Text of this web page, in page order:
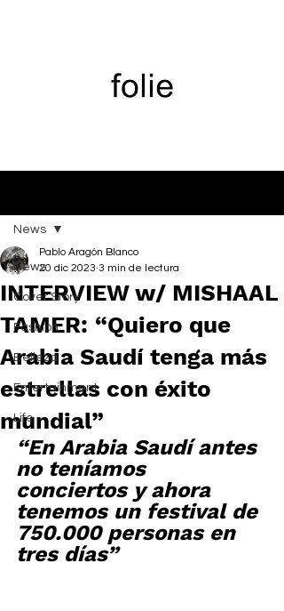
News
Cover Story
Fashion
Belleza
Entertainment
Life
News
INTERVIEW w/ MISHAAL
TAMER: “Quiero que
Arabia Saudí tenga más
estrellas con éxito
mundial”
Pablo Aragón Blanco
20 dic 2023 3 min de lectura
“En Arabia Saudí antes
no teníamos
conciertos y ahora
tenemos un festival de
750.000 personas en
tres días”